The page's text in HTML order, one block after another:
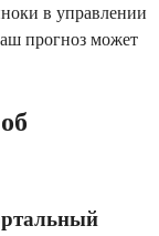
в управлении
прогноз может